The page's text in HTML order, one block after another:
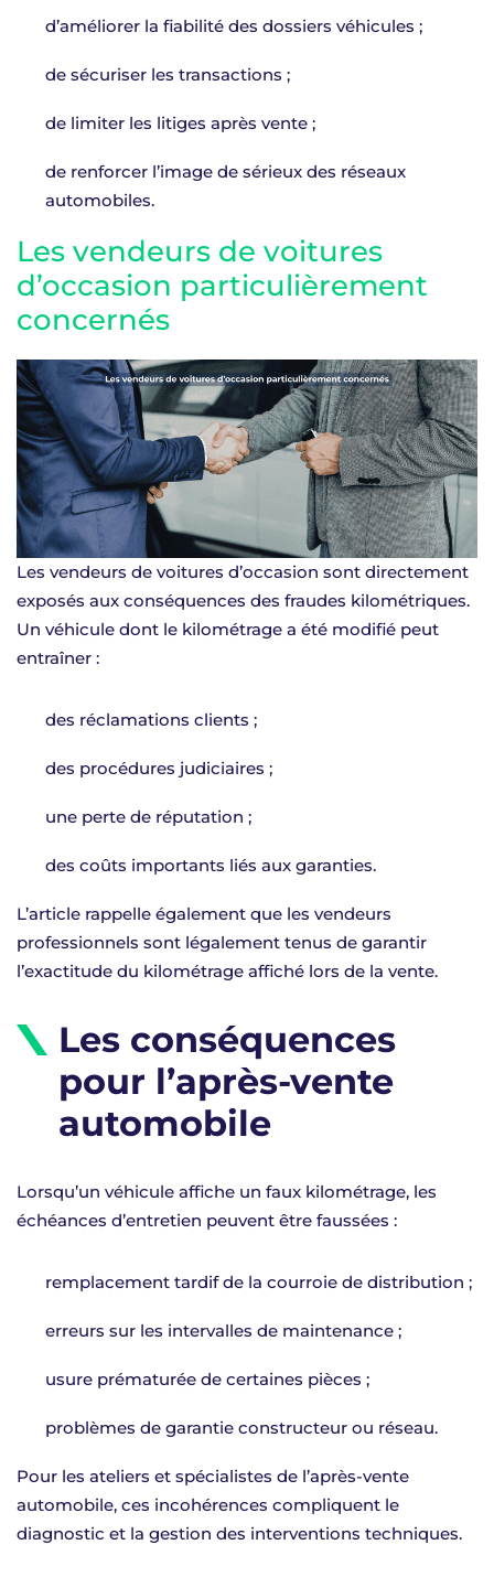
d’améliorer la fiabilité des dossiers véhicules ;
de sécuriser les transactions ;
de limiter les litiges après vente ;
de renforcer l’image de sérieux des réseaux
automobiles.
Les vendeurs de voitures
d’occasion particulièrement
concernés
Les vendeurs de voitures d’occasion sont directement
exposés aux conséquences des fraudes kilométriques.
Un véhicule dont le kilométrage a été modifié peut
entraîner :
des réclamations clients ;
des procédures judiciaires ;
une perte de réputation ;
des coûts importants liés aux garanties.
L’article rappelle également que les vendeurs
professionnels sont légalement tenus de garantir
l’exactitude du kilométrage affiché lors de la vente.
Les conséquences
pour l’après-vente
automobile
Lorsqu’un véhicule affiche un faux kilométrage, les
échéances d’entretien peuvent être faussées :
remplacement tardif de la courroie de distribution ;
erreurs sur les intervalles de maintenance ;
usure prématurée de certaines pièces ;
problèmes de garantie constructeur ou réseau.
Pour les ateliers et spécialistes de l’après-vente
automobile, ces incohérences compliquent le
diagnostic et la gestion des interventions techniques.